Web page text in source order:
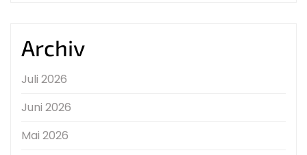
Archiv
Juli 2026
Juni 2026
Mai 2026